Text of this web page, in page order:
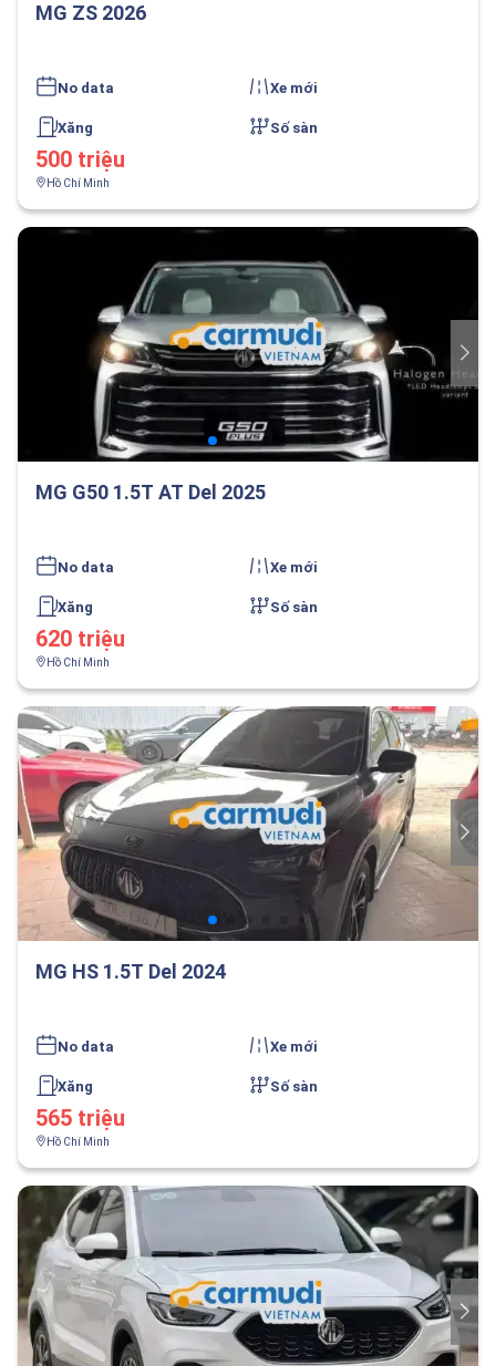
MG ZS 2026
No data Xe mới
Xăng Số sàn
500 triệu
Hồ Chí Minh
MG G50 1.5T AT Del 2025
No data Xe mới
Xăng Số sàn
620 triệu
Hồ Chí Minh
MG HS 1.5T Del 2024
No data Xe mới
Xăng Số sàn
565 triệu
Hồ Chí Minh